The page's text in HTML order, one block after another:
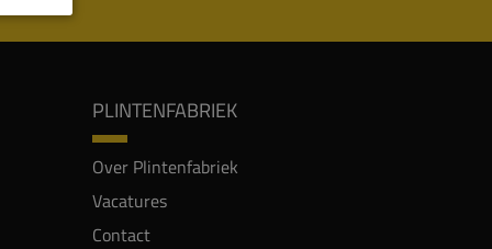
PLINTENFABRIEK
Over Plintenfabriek
Vacatures
Contact